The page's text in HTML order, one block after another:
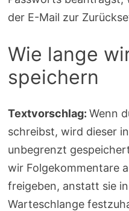
der E-Mail zur
Wie lange
speichern
Textvorschlag:Wenn
schreibst, wird dieser
unbegrenzt
wir Folgekommentare
freigeben, anstatt sie
Warteschlange